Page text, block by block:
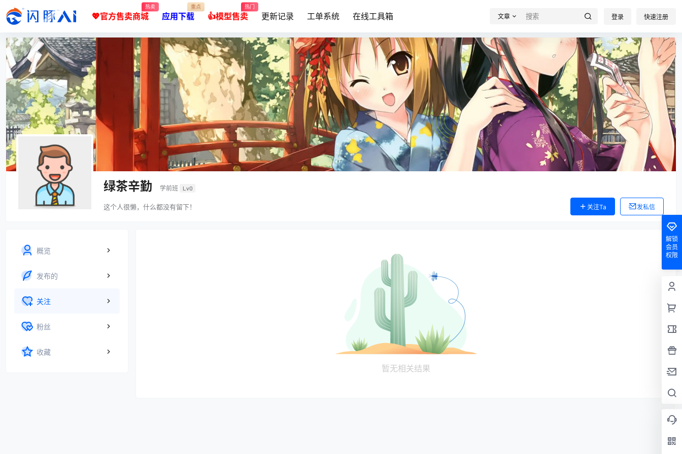
💖官方售卖商城
热卖
应用下载
重点
👍模型售卖
热门
更新记录 工单系统 在线工具箱 文章 登录 快速注册
绿茶辛勤 学前班 Lv0
这个人很懒，什么都没有留下！ 关注Ta 发私信
概览
发布的
关注
粉丝
收藏
暂无相关结果
解锁
会员
权限